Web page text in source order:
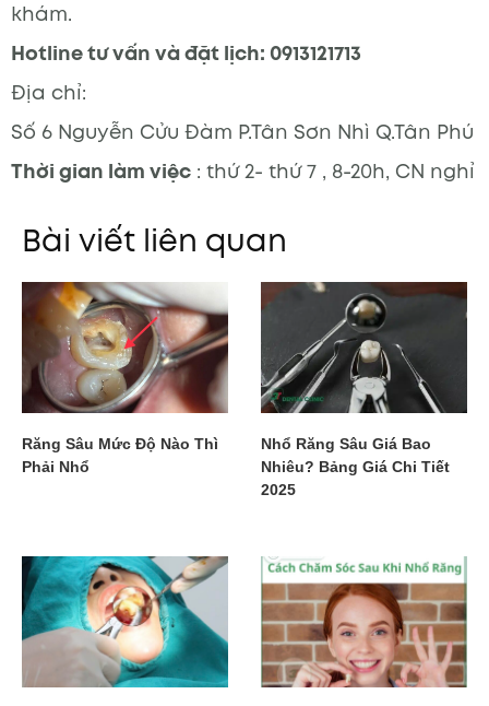
khám.
Hotline tư vấn và đặt lịch: 0913121713
Địa chỉ:
Số 6 Nguyễn Cửu Đàm P.Tân Sơn Nhì Q.Tân Phú
Thời gian làm việc: thứ 2- thứ 7 , 8-20h, CN nghỉ
Bài viết liên quan
Răng Sâu Mức Độ Nào Thì
Phải Nhổ
Nhổ Răng Sâu Giá Bao
Nhiêu? Bảng Giá Chi Tiết
2025